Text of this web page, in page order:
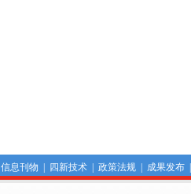
信息刊物 四新技术| 政策法规| 成果发布|